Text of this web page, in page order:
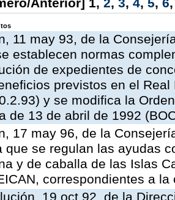
Anterior] 1, 2, 3, 4, 5, 6
11 may 93, de la
establecen normas
de expedientes de
previstos en el
y se modifica la
de 13 de abril de 1992
17 may 96, de la
que se regulan las ayudas
y de caballa de las Islas
correspondientes a